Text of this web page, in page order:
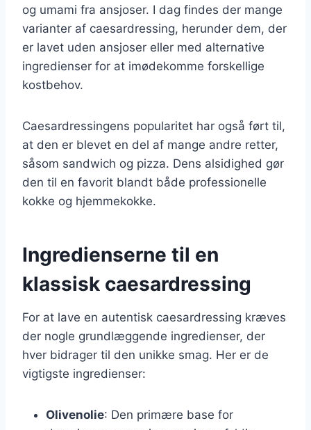
og umami fra ansjoser. I dag findes der mange
varianter af caesardressing, herunder dem, der
er lavet uden ansjoser eller med alternative
ingredienser for at imødekomme forskellige
kostbehov.
Caesardressingens popularitet har også ført til,
at den er blevet en del af mange andre retter,
såsom sandwich og pizza. Dens alsidighed gør
den til en favorit blandt både professionelle
kokke og hjemmekokke.
Ingredienserne til en
klassisk caesardressing
For at lave en autentisk caesardressing kræves
der nogle grundlæggende ingredienser, der
hver bidrager til den unikke smag. Her er de
vigtigste ingredienser:
Olivenolie: Den primære base for